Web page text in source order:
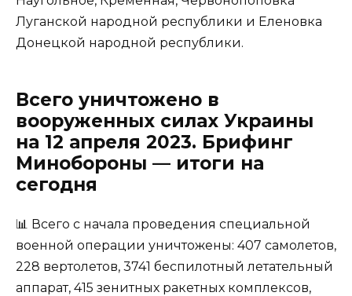
Луганской народной республики и Еленовка
Донецкой народной республики.
Всего уничтожено в
вооруженных силах Украины
на 12 апреля 2023. Брифинг
Минобороны — итоги на
сегодня
📊 Всего с начала проведения специальной
военной операции уничтожены: 407 самолетов,
228 вертолетов, 3741 беспилотный летательный
аппарат, 415 зенитных ракетных комплексов,